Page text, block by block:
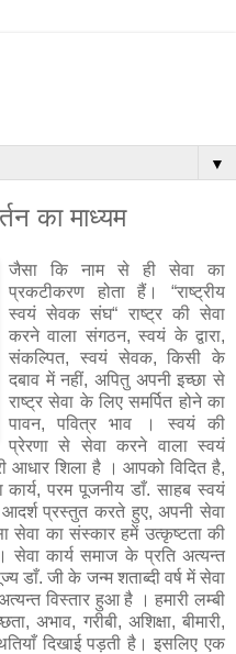
▼
का माध्यम
जैसा कि नाम से ही सेवा का
प्रकटीकरण होता हैं। “राष्ट्रीय
स्वयं सेवक संघ“ राष्ट्र की सेवा
करने वाला संगठन, स्वयं के द्वारा,
संकल्पित, स्वयं सेवक, किसी के
दबाव में नहीं, अपितु अपनी इच्छा से
राष्ट्र सेवा के लिए समर्पित होने का
पावन, पवित्र भाव । स्वयं की
प्रेरणा से सेवा करने वाला स्वयं
आधार शिला है । आपको विदित है,
परम पूजनीय डाँ. साहब स्वयं
प्रस्तुत करते हुए, अपनी सेवा
सेवा का संस्कार हमें उत्कृष्टता की
सेवा कार्य समाज के प्रति अत्यन्त
डाँ. जी के जन्म शताब्दी वर्ष में सेवा
विस्तार हुआ है । हमारी लम्बी
अभाव, गरीबी, अशिक्षा, बीमारी,
दिखाई पड़ती है। इसलिए एक